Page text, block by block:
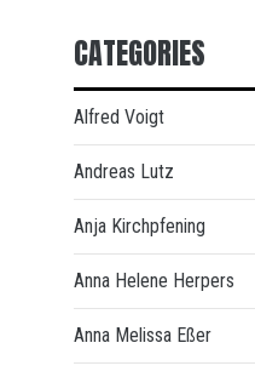
CATEGORIES
Alfred Voigt
Andreas Lutz
Anja Kirchpfening
Anna Helene Herpers
Anna Melissa Eßer